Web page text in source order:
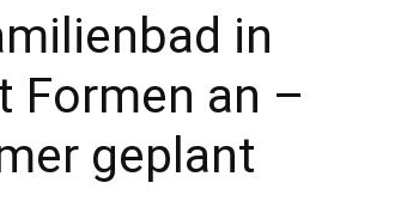
in
Formen an –
geplant